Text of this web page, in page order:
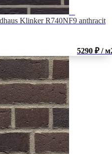
Klinker R740NF9 anthracit
5290 ₽ /